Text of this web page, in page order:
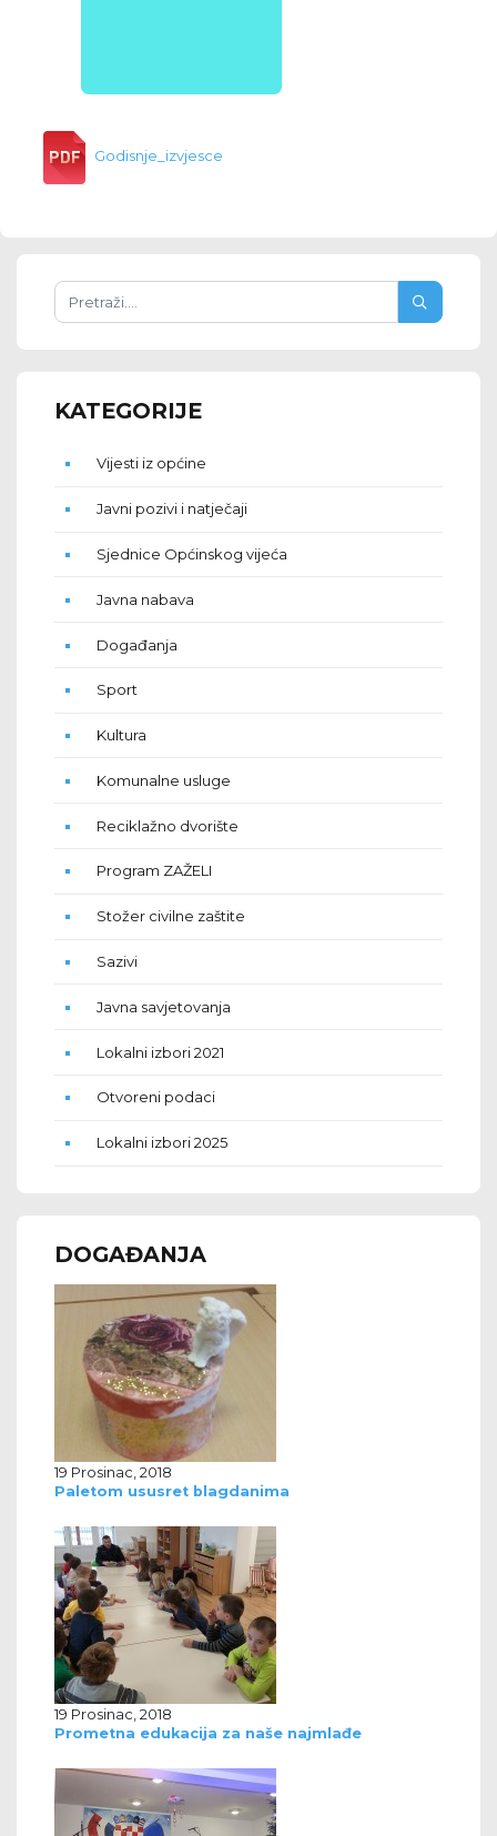
Godisnje_izvjesce
KATEGORIJE
Vijesti iz općine
Javni pozivi i natječaji
Sjednice Općinskog vijeća
Javna nabava
Događanja
Sport
Kultura
Komunalne usluge
Reciklažno dvorište
Program ZAŽELI
Stožer civilne zaštite
Sazivi
Javna savjetovanja
Lokalni izbori 2021
Otvoreni podaci
Lokalni izbori 2025
DOGAĐANJA
19 Prosinac, 2018
Paletom ususret blagdanima
19 Prosinac, 2018
Prometna edukacija za naše najmlađe